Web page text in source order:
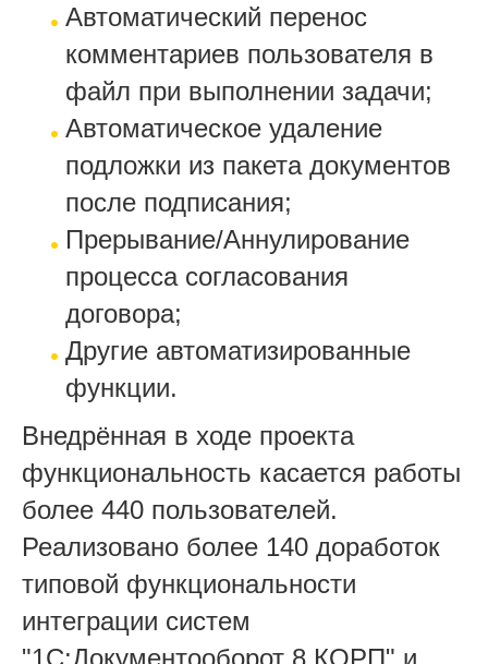
Автоматический перенос
комментариев пользователя в
файл при выполнении задачи;
Автоматическое удаление
подложки из пакета документов
после подписания;
Прерывание/Аннулирование
процесса согласования
договора;
Другие автоматизированные
функции.
Внедрённая в ходе проекта
функциональность касается работы
более 440 пользователей.
Реализовано более 140 доработок
типовой функциональности
интеграции систем
"1С:Документооборот 8 КОРП" и